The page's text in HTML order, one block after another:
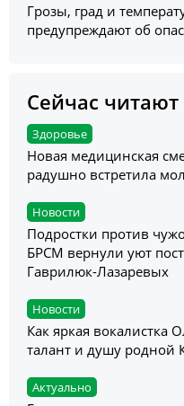
Грозы, град и
предупреждают об
Сейчас читают
Здоровье
Новая медицинская
радушно встретила
Новости
Подростки против
БРСМ вернули уют
Гаврилюк-Лазаревых
Новости
Как яркая вокалистка
талант и душу
Актуально